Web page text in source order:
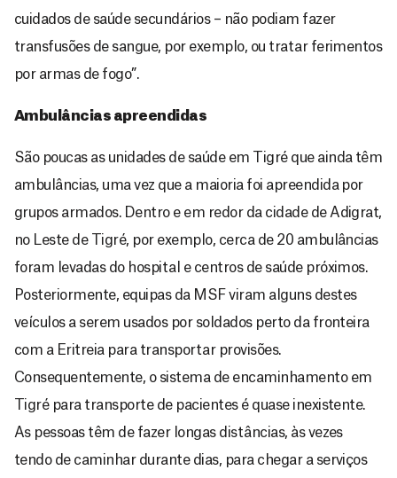
cuidados de saúde secundários – não podiam fazer
transfusões de sangue, por exemplo, ou tratar ferimentos
por armas de fogo”.
Ambulâncias apreendidas
São poucas as unidades de saúde em Tigré que ainda têm
ambulâncias, uma vez que a maioria foi apreendida por
grupos armados. Dentro e em redor da cidade de Adigrat,
no Leste de Tigré, por exemplo, cerca de 20 ambulâncias
foram levadas do hospital e centros de saúde próximos.
Posteriormente, equipas da MSF viram alguns destes
veículos a serem usados por soldados perto da fronteira
com a Eritreia para transportar provisões.
Consequentemente, o sistema de encaminhamento em
Tigré para transporte de pacientes é quase inexistente.
As pessoas têm de fazer longas distâncias, às vezes
tendo de caminhar durante dias, para chegar a serviços